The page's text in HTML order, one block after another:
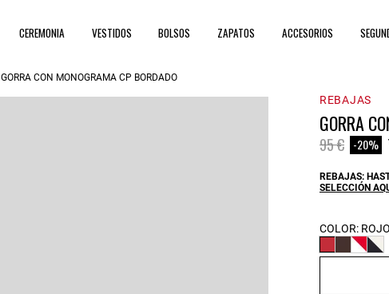
CEREMONIA VESTIDOS BOLSOS ZAPATOS ACCESORIOS
GORRA CON MONOGRAMA CP BORDADO
REBAJAS
GORRA
Price
95 €to-20%
REBAJAS:
SELECCIÓN
COLOR: ROJO